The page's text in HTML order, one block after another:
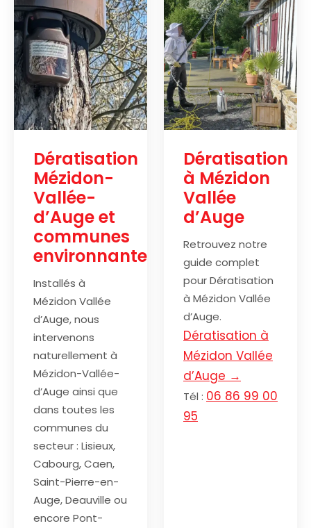
Dératisation
Mézidon-
Vallée-
d’Auge et
communes
environnantes
Installés à
Mézidon Vallée
d’Auge, nous
intervenons
naturellement à
Mézidon-Vallée-
d’Auge ainsi que
dans toutes les
communes du
secteur : Lisieux,
Cabourg, Caen,
Saint-Pierre-en-
Auge, Deauville ou
encore Pont-
Dératisation
à Mézidon
Vallée
d’Auge
Retrouvez notre
guide complet
pour Dératisation
à Mézidon Vallée
d’Auge.
Dératisation à
Mézidon Vallée
d’Auge →
Tél : 06 86 99 00
95